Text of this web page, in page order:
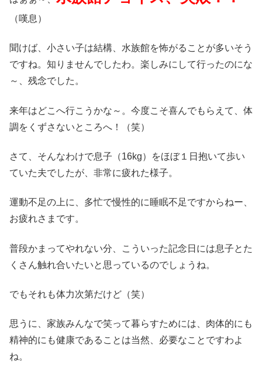
（嘆息）
聞けば、小さい子は結構、水族館を怖がることが多いそう
ですね。知りませんでしたわ。楽しみにして行ったのにな
～、残念でした。
来年はどこへ行こうかな～。今度こそ喜んでもらえて、体
調をくずさないところへ！（笑）
さて、そんなわけで息子（16kg）をほぼ１日抱いて歩い
ていた夫でしたが、非常に疲れた様子。
運動不足の上に、多忙で慢性的に睡眠不足ですからねー、
お疲れさまです。
普段かまってやれない分、こういった記念日には息子とた
くさん触れ合いたいと思っているのでしょうね。
でもそれも体力次第だけど（笑）
思うに、家族みんなで笑って暮らすためには、肉体的にも
精神的にも健康であることは当然、必要なことですわよ
ね。